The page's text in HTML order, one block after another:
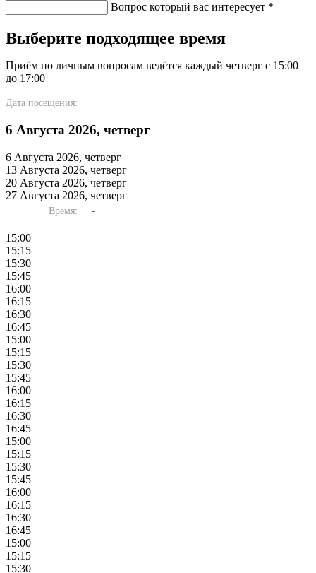
Вопрос который вас интересует *
Выберите подходящее время
Приём по личным вопросам ведётся каждый четверг с 15:00
до 17:00
Дата посещения:
6 Августа 2026, четверг
6 Августа 2026, четверг
13 Августа 2026, четверг
20 Августа 2026, четверг
27 Августа 2026, четверг
Время: -
15:00
15:15
15:30
15:45
16:00
16:15
16:30
16:45
15:00
15:15
15:30
15:45
16:00
16:15
16:30
16:45
15:00
15:15
15:30
15:45
16:00
16:15
16:30
16:45
15:00
15:15
15:30